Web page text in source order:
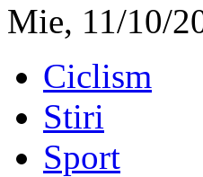
Mie, 11/10/
Ciclism
Stiri
Sport